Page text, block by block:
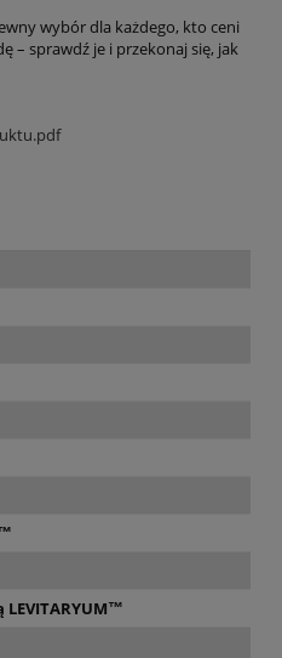
wybór dla każdego, kto ceni
– sprawdź je i przekonaj się, jak
LEVITARYUM™